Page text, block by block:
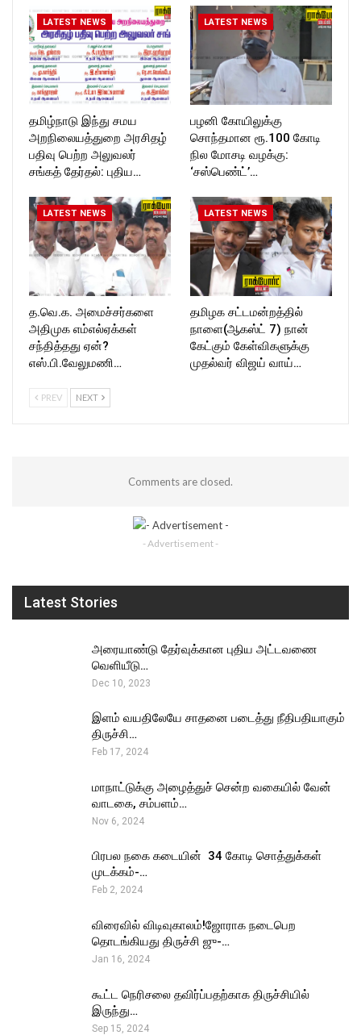
https://twitter.com/ROCKFOR
T_TIMESC
LATEST NEWS
தமிழ்நாடு இந்து சமய
அறநிலையத்துறை அரசிதழ்
பதிவு பெற்ற அலுவலர்
சங்கத் தேர்தல்: புதிய…
LATEST NEWS
பழனி கோயிலுக்கு
சொந்தமான ரூ.100 கோடி
நில மோசடி வழக்கு:
‘சஸ்பெண்ட்’…
LATEST NEWS
த.வெ.க. அமைச்சர்களை
அதிமுக எம்எல்ஏக்கள்
சந்தித்தது ஏன்?
எஸ்.பி.வேலுமணி…
LATEST NEWS
தமிழக சட்டமன்றத்தில்
நாளை(ஆகஸ்ட் 7) நான்
கேட்கும் கேள்விகளுக்கு
முதல்வர் விஜய் வாய்…
PREV NEXT
Comments are closed.
- Advertisement -
Latest Stories
அரையாண்டு தேர்வுக்கான புதிய அட்டவணை
வெளியீடு…
Dec 10, 2023
இளம் வயதிலேயே சாதனை படைத்து நீதிபதியாகும்
திருச்சி…
Feb 17, 2024
மாநாட்டுக்கு அழைத்துச் சென்ற வகையில் வேன்
வாடகை, சம்பளம்…
Nov 6, 2024
பிரபல நகை கடையின் ₹ 34 கோடி சொத்துக்கள்
முடக்கம்-…
Feb 2, 2024
விரைவில் விடிவுகாலம்!ஜோராக நடைபெற
தொடங்கியது திருச்சி ஜு-…
Jan 16, 2024
கூட்ட நெரிசலை தவிர்ப்பதற்காக திருச்சியில்
இருந்து…
Sep 15, 2024